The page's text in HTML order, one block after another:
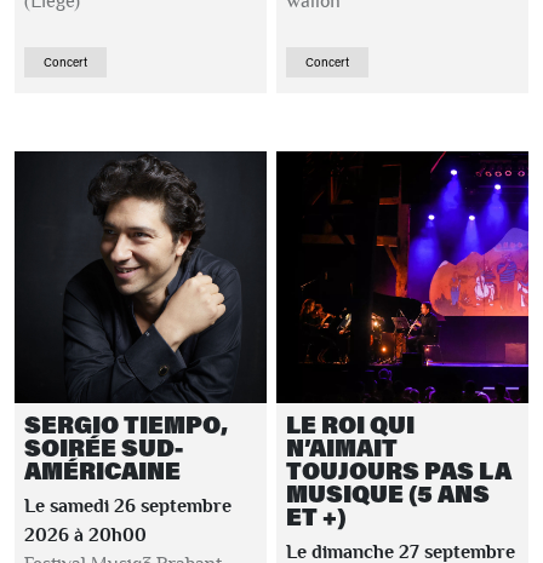
Concert Concert
SERGIO TIEMPO,
SOIRÉE SUD-
AMÉRICAINE
Le samedi 26 septembre
2026 à 20h00
LE ROI QUI
N’AIMAIT
TOUJOURS PAS LA
MUSIQUE (5 ANS
ET +)
Le dimanche 27 septembre